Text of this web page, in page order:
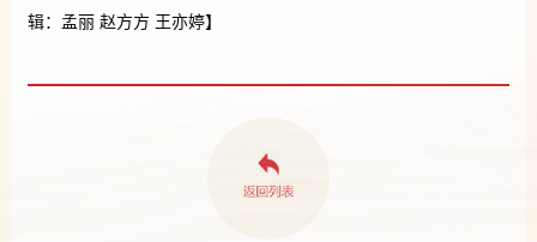
辑：孟丽 赵方方 王亦婷】